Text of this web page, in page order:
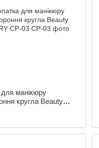
манікюру
кругла Beauty